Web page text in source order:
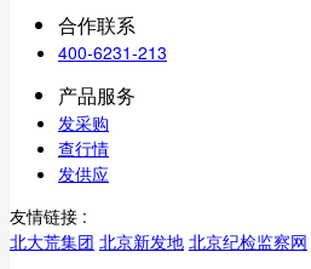
合作联系
400-6231-213
产品服务
发采购
查行情
发供应
友情链接 :
北大荒集团 北京新发地 北京纪检监察网